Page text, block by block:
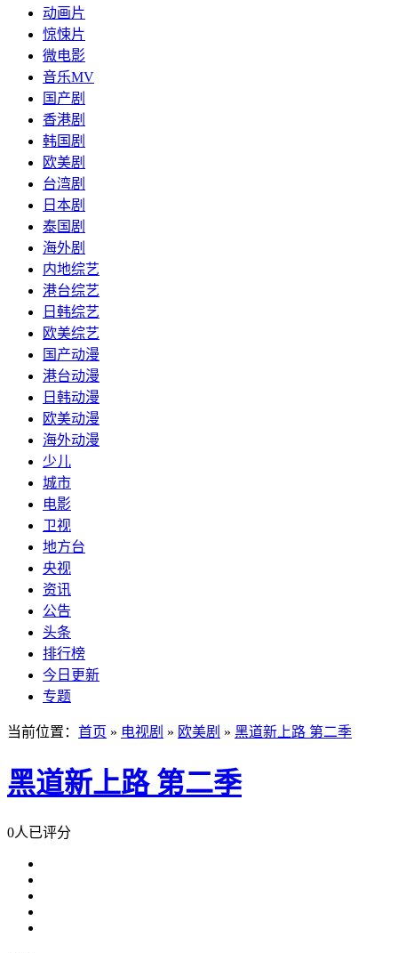
动画片
惊悚片
微电影
音乐MV
国产剧
香港剧
韩国剧
欧美剧
台湾剧
日本剧
泰国剧
海外剧
内地综艺
港台综艺
日韩综艺
欧美综艺
国产动漫
港台动漫
日韩动漫
欧美动漫
海外动漫
少儿
城市
电影
卫视
地方台
央视
资讯
公告
头条
排行榜
今日更新
专题
当前位置： 首页 » 电视剧 » 欧美剧 » 黑道新上路 第二季
黑道新上路 第二季
0人已评分